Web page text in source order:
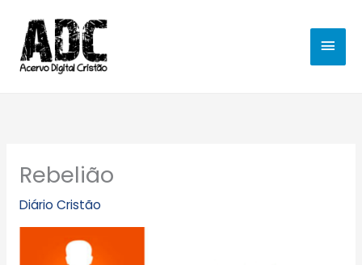
para
conteúdo
Rebelião
Diário Cristão